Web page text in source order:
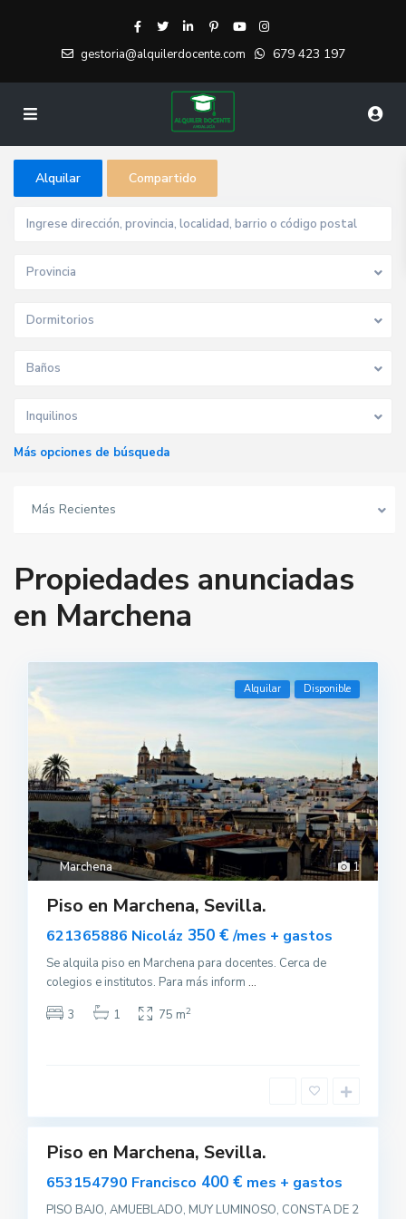
gestoria@alquilerdocente.com 679 423 197
Alquilar Compartido
Provincia
Dormitorios
Baños
Inquilinos
Más opciones de búsqueda
Más Recientes
Propiedades anunciadas
en Marchena
1
Marchena
Alquilar Disponible
Piso en Marchena, Sevilla.
621365886 Nicoláz 350 €/mes + gastos
Se alquila piso en Marchena para docentes. Cerca de
colegios e institutos. Para más inform ...
3
1 75 m2
M
a
Piso en Marchena, Sevilla.
653154790 Francisco 400 € mes + gastos
PISO BAJO, AMUEBLADO, MUY LUMINOSO, CONSTA DE 2